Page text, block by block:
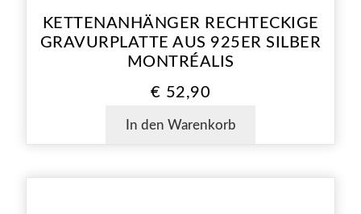
KETTENANHÄNGER RECHTECKIGE
GRAVURPLATTE AUS 925ER SILBER
MONTRÉALIS
€ 52,90
In den Warenkorb